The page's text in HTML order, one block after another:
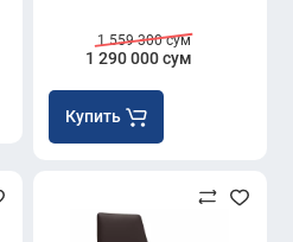
1 290 000 сум
1 559 300 сум
Купить